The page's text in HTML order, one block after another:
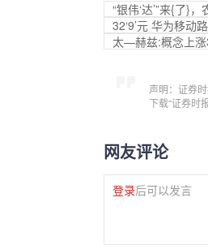
“银伟‘达’”来{了}
32‘9’元 华为移动
太—赫兹:概念上涨
声明：证券
下载“证券时
网友评论
登录后可以发言